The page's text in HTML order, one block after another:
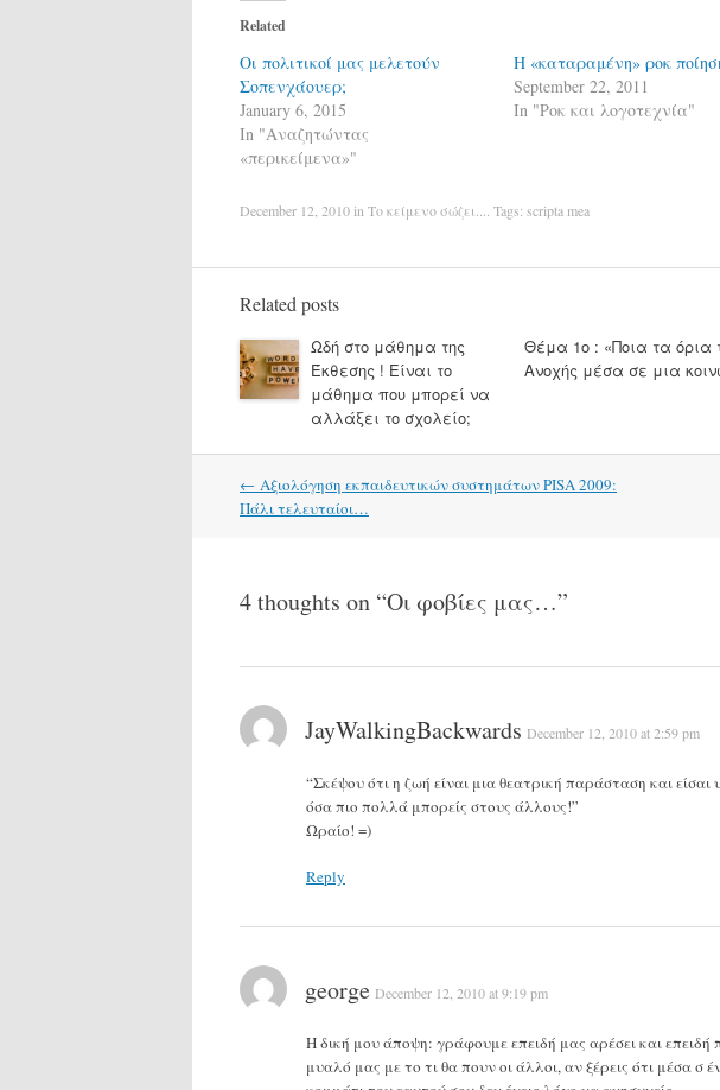
Related
Οι πολιτικοί μας μελετούν
Σοπενχάουερ;
January 6, 2015
In "Αναζητώντας
«περικείμενα»"
Η «καταραμένη» ροκ
September 22, 2011
In "Ροκ και λογοτεχνία"
December 12, 2010 in Το κείμενο σώζει... . Tags: scripta mea
Related posts
Ωδή στο μάθημα της
Έκθεσης ! Είναι το
μάθημα που μπορεί να
αλλάξει το σχολείο;
Θέμα 1ο : «Ποια τα όρια
Ανοχής μέσα σε μια
Post
navigation
← Αξιολόγηση εκπαιδευτικών συστημάτων PISA 2009:
Πάλι τελευταίοι…
4 thoughts on “Οι φοβίες μας…”
JayWalkingBackwards December 12, 2010 at 2:59 pm
“Σκέψου ότι η ζωή είναι μια θεατρική παράσταση και
όσα πιο πολλά μπορείς στους άλλους!”
Ωραίο! =)
Reply
george December 12, 2010 at 9:19 pm
Η δική μου άποψη: γράφουμε επειδή μας αρέσει και
μυαλό μας με το τι θα πουν οι άλλοι, αν ξέρεις ότι μέσα σ